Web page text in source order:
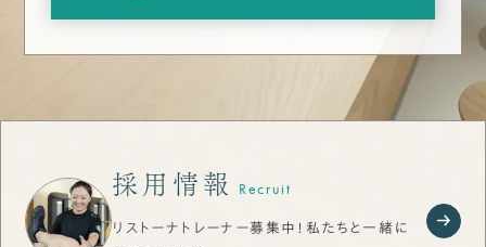
採用情報 Recruit
リストーナトレーナー募集中！私たちと一緒に